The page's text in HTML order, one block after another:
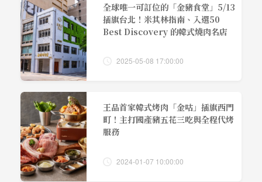
全球唯一可訂位的「金豬食堂」5/13
插旗台北！米其林指南、入選50
Best Discovery 的韓式燒肉名店
2025-05-08 17:00:00
王品首家韓式烤肉「金咕」插旗西門
町！主打國產豬五花三吃與全程代烤
服務
2024-01-07 10:00:00